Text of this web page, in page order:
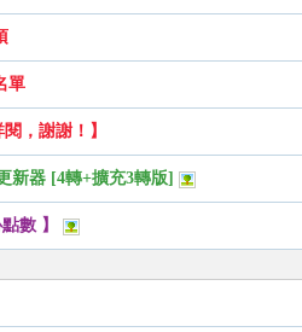
單
，謝謝！】
新器 [4轉+擴充3轉版]
數 】